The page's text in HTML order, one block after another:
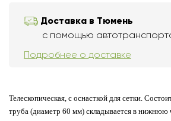
Доставка в Тюмень
с помощью
Подробнее о доставке
Телескопическая, с оснасткой для сетки.
труба (диаметр 60 мм) складывается в нижнюю